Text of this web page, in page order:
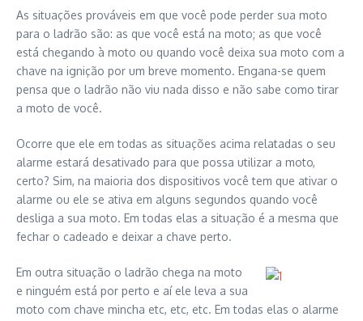
As situações prováveis em que você pode perder sua moto
para o ladrão são: as que você está na moto; as que você
está chegando à moto ou quando você deixa sua moto com a
chave na ignição por um breve momento. Engana-se quem
pensa que o ladrão não viu nada disso e não sabe como tirar
a moto de você.
Ocorre que ele em todas as situações acima relatadas o seu
alarme estará desativado para que possa utilizar a moto,
certo? Sim, na maioria dos dispositivos você tem que ativar o
alarme ou ele se ativa em alguns segundos quando você
desliga a sua moto. Em todas elas a situação é a mesma que
fechar o cadeado e deixar a chave perto.
Em outra situação o ladrão chega na moto
e ninguém está por perto e aí ele leva a sua
moto com chave mincha etc, etc, etc. Em todas elas o alarme